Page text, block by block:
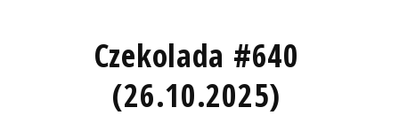
Czekolada #640
(26.10.2025)